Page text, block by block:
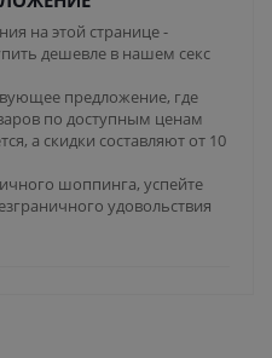
на этой странице -
дешевле в нашем секс
предложение, где
по доступным ценам
а скидки составляют от 10
шоппинга, успейте
удовольствия